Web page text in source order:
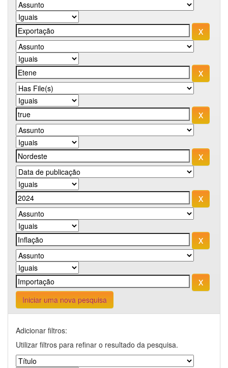
Iniciar uma nova pesquisa
Adicionar filtros:
Utilizar filtros para refinar o resultado da pesquisa.